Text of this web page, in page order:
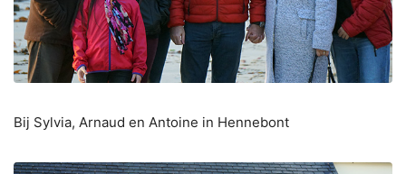
Bij Sylvia, Arnaud en Antoine in Hennebont